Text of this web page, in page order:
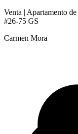
Venta | Apartamento
#26-75 GS
Carmen Mora